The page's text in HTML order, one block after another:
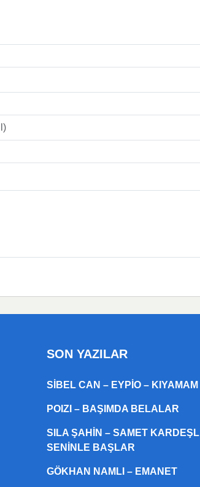
SON YAZILAR
SIBEL CAN – EYPIO – KIYAMAM
POIZI – BAŞIMDA BELALAR
SILA ŞAHIN – SAMET
SENINLE BAŞLAR
GÖKHAN NAMLI – EMANET